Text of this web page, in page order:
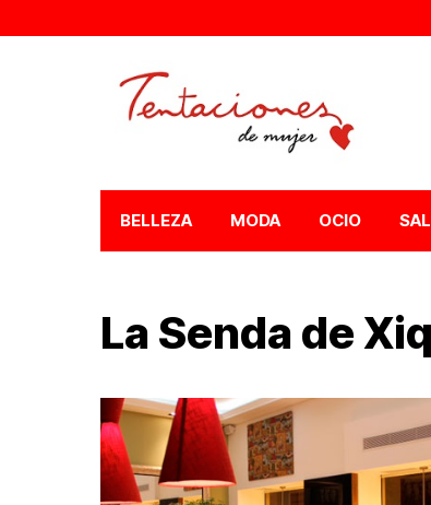
BELLEZA MODA OCIO
La Senda de